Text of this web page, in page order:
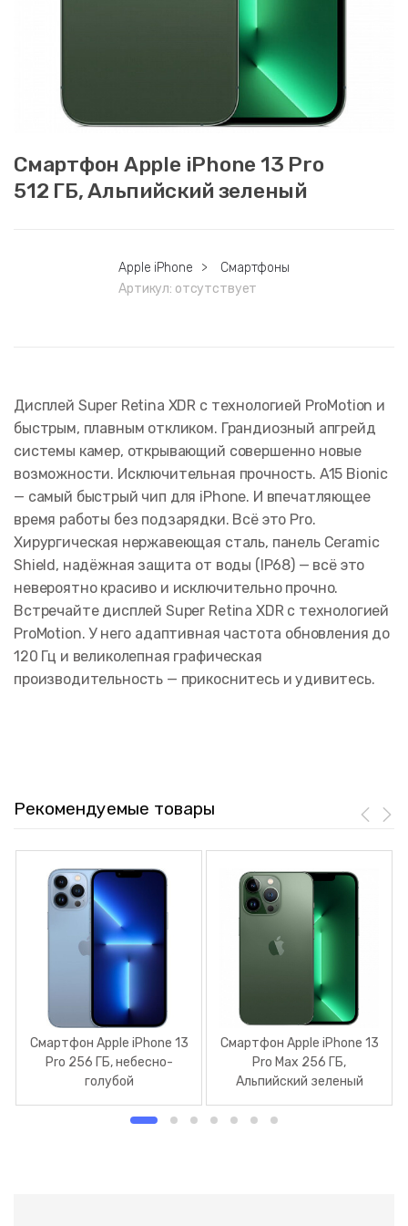
Смартфон Apple iPhone 13 Pro
512 ГБ, Альпийский зеленый
Apple iPhone >
Смартфоны
Артикул: отсутствует
Дисплей Super Retina XDR с технологией ProMotion и
быстрым, плавным откликом. Грандиозный апгрейд
системы камер, открывающий совершенно новые
возможности. Исключительная прочность. A15 Bionic
— самый быстрый чип для iPhone. И впечатляющее
время работы без подзарядки. Всё это Pro.
Хирургическая нержавеющая сталь, панель Ceramic
Shield, надёжная защита от воды (IP68) — всё это
невероятно красиво и исключительно прочно.
Встречайте дисплей Super Retina XDR с технологией
ProMotion. У него адаптивная частота обновления до
120 Гц и великолепная графическая
производительность — прикоснитесь и удивитесь.
Рекомендуемые товары
Смартфон Apple iPhone 13
Pro 256 ГБ, небесно-
голубой
Смартфон Apple iPhone 13
Pro Max 256 ГБ,
Альпийский зеленый